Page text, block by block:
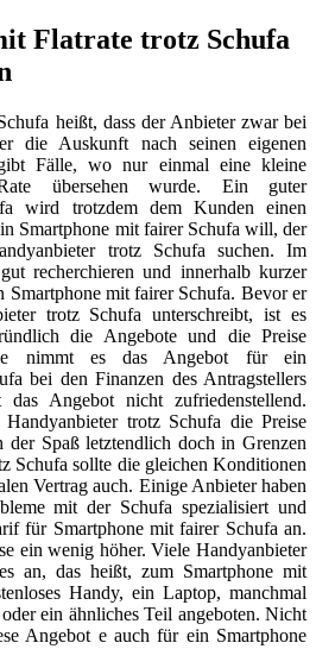
Flatrate trotz Schufa
heißt, dass der Anbieter zwar bei
die Auskunft nach seinen eigenen
Fälle, wo nur einmal eine kleine
übersehen wurde. Ein guter
wird trotzdem dem Kunden einen
Smartphone mit fairer Schufa will, der
trotz Schufa suchen. Im
recherchieren und innerhalb kurzer
Smartphone mit fairer Schufa. Bevor er
trotz Schufa unterschreibt, ist es
die Angebote und die Preise
nimmt es das Angebot für ein
bei den Finanzen des Antragstellers
Angebot nicht zufriedenstellend.
trotz Schufa die Preise
der Spaß letztendlich doch in Grenzen
Schufa sollte die gleichen Konditionen
Vertrag auch. Einige Anbieter haben
mit der Schufa spezialisiert und
für Smartphone mit fairer Schufa an.
ein wenig höher. Viele Handyanbieter
an, das heißt, zum Smartphone mit
Handy, ein Laptop, manchmal
ein ähnliches Teil angeboten. Nicht
Angebot e auch für ein Smartphone